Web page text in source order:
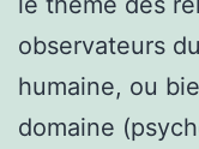
observateurs
humaine, ou
domaine